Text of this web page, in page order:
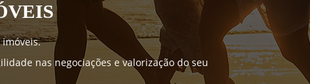
nas negociações e valorização do seu